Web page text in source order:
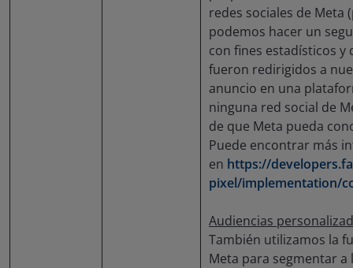
redes sociales de Meta
podemos hacer un
con fines estadísticos y
fueron redirigidos a
anuncio en una
ninguna red social de
de que Meta pueda
Puede encontrar más
en https://
pixel/implementation/
Audiencias
También utilizamos la
Meta para segmentar